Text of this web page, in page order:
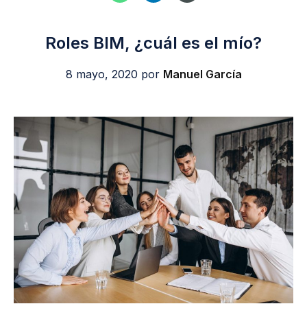
Roles BIM, ¿cuál es el mío?
8 mayo, 2020 por Manuel García